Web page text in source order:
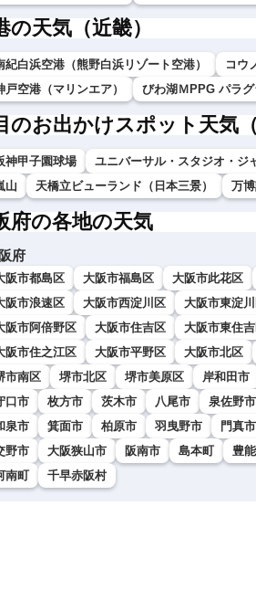
の天気（近畿）
紀白浜空港（熊野白浜リゾート空港） コウ
戸空港（マリンエア）
びわ湖ＭPPG パラグ
のお出かけスポット天気（
神甲子園球場 ユニバーサル・スタジオ・ジ
山
天橋立ビューランド（日本三景） 万
府の各地の天気
府
阪市都島区 大阪市福島区 大阪市此花区
阪市浪速区
大阪市西淀川区 大阪市東淀
阪市阿倍野区
大阪市住吉区 大阪市東住
阪市住之江区
大阪市平野区 大阪市北区
市南区
堺市北区 堺市美原区 岸和田市
口市
枚方市 茨木市 八尾市 泉佐野市
泉市
箕面市 柏原市 羽曳野市 門真市
野市
大阪狭山市 阪南市 島本町 豊
南町
千早赤阪村